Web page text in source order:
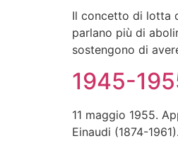
Il concetto di lotta
parlano più di
sostengono di
1945-
11 maggio 1955.
Einaudi (1874-